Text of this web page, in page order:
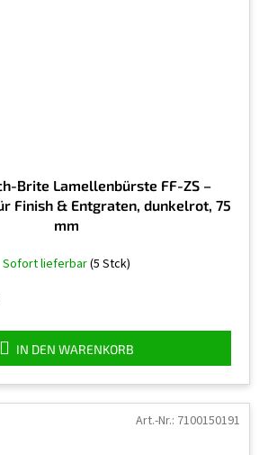
Brite Lamellenbürste FF-ZS –
Finish & Entgraten, dunkelrot, 75
mm
Sofort lieferbar(5 Stck)
IN DEN WARENKORB
Art.-Nr.: 7100150191